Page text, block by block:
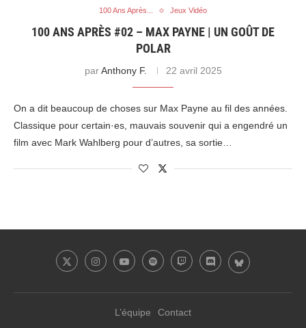
100 Ans Après... Jeux Vidéo
100 ANS APRÈS #02 – MAX PAYNE | UN GOÛT DE
POLAR
parAnthony F. 22 avril 2025
On a dit beaucoup de choses sur Max Payne au fil des années.
Classique pour certain·es, mauvais souvenir qui a engendré un
film avec Mark Wahlberg pour d’autres, sa sortie…
L’équipe Contact